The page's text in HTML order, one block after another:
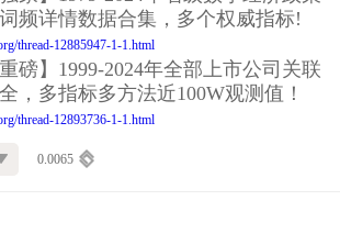
频详情数据合集，多个权威指标!
thread-12885947-1-1.html
磅】1999-2024年全部上市公司关联
，多指标多方法近100W观测值！
thread-12893736-1-1.html
0.0065